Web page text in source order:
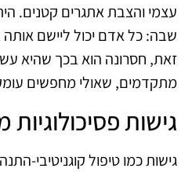
עצמי והצבת אתגרים קטנים.
שבה: כל אדם יכול ליישם
זאת, חסרונה הוא בכך שהיא
מתקדמים, שאולי מחפשים עומק
גישות
גישות כמו טיפול קוגניטיבי-